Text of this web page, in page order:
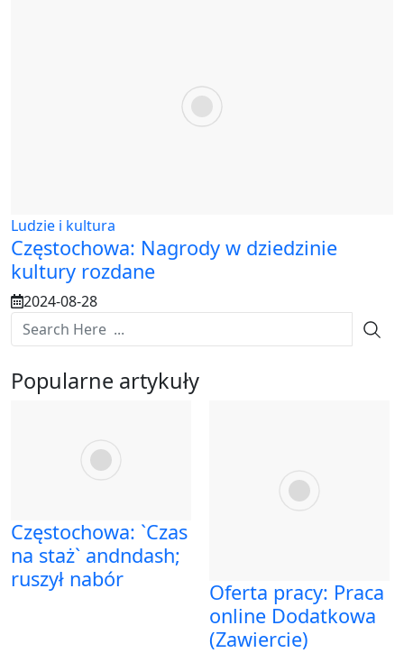
Ludzie i kultura
Częstochowa: Nagrody w dziedzinie
kultury rozdane
2024-08-28
Popularne artykuły
Częstochowa: `Czas
na staż` andndash;
ruszył nabór
Oferta pracy: Praca
online Dodatkowa
(Zawiercie)